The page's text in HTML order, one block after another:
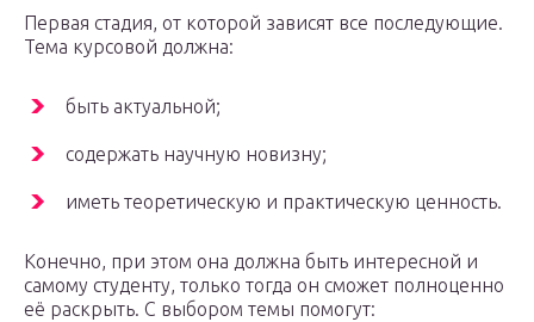
Первая стадия, от которой зависят все последующие.
Тема курсовой должна:
быть актуальной;
содержать научную новизну;
иметь теоретическую и практическую ценность.
Конечно, при этом она должна быть интересной и
самому студенту, только тогда он сможет полноценно
её раскрыть. С выбором темы помогут: